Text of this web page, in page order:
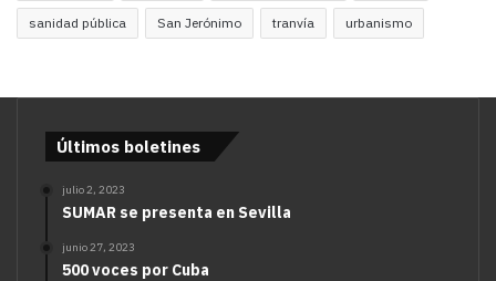
sanidad pública San Jerónimo tranvía urbanismo
Últimos boletines
julio 2, 2023
SUMAR se presenta en Sevilla
junio 27, 2023
500 voces por Cuba